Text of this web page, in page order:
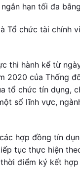
hạn tối đa
Tổ chức tài chính
thi hành kể từ
2020 của Thống
tổ chức tín dụng,
số lĩnh vực,
hợp đồng tín
tục thực hiện
điểm ký kết